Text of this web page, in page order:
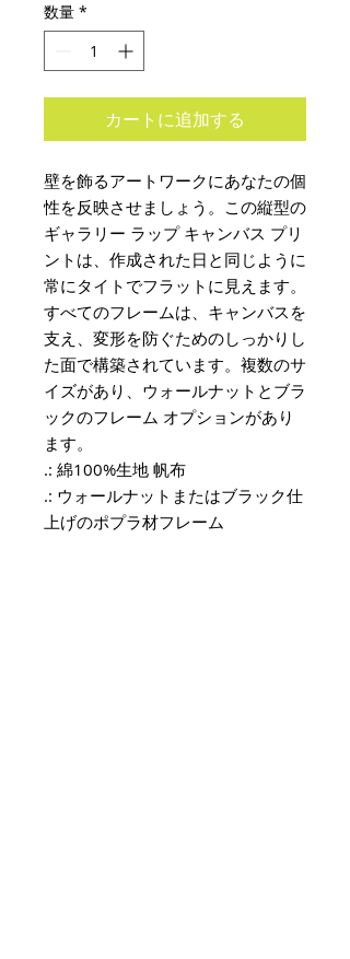
数量 *
カートに追加する
壁を飾るアートワークにあなたの個
性を反映させましょう。この縦型の
ギャラリー ラップ キャンバス プリ
ントは、作成された日と同じように
常にタイトでフラットに見えます。
すべてのフレームは、キャンバスを
支え、変形を防ぐためのしっかりし
た面で構築されています。複数のサ
イズがあり、ウォールナットとブラ
ックのフレーム オプションがあり
ます。
.: 綿100%生地 帆布
.: ウォールナットまたはブラック仕
上げのポプラ材フレーム